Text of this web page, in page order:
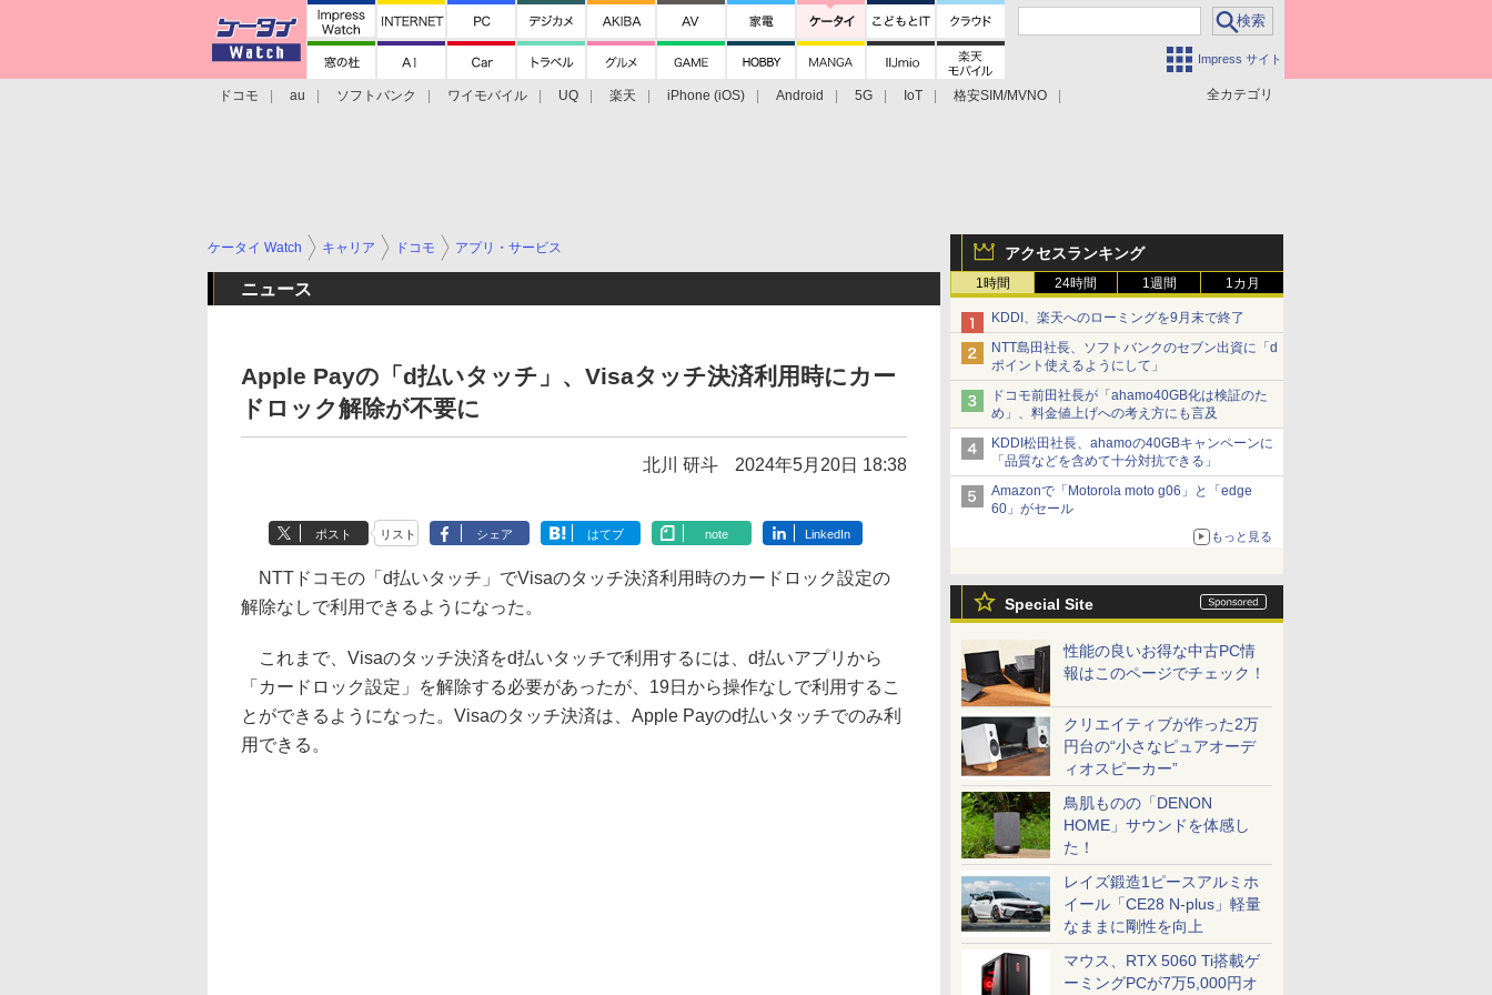
Impress サイト
全カテゴリ
ドコモ au ソフトバンク ワイモバイル UQ 楽天 iPhone (iOS) Android 5G IoT
格安SIM/MVNO
アクセスランキング
1時間 24時間 1週間 1カ月
KDDI、楽天へのローミングを9月末で終了
NTT島田社長、ソフトバンクのセブン出資に「d
ポイント使えるようにして」
ドコモ前田社長が「ahamo40GB化は検証のた
め」、料金値上げへの考え方にも言及
KDDI松田社長、ahamoの40GBキャンペーンに
「品質などを含めて十分対抗できる」
Amazonで「Motorola moto g06」と「edge
60」がセール
もっと見る
Special Site
性能の良いお得な中古PC情
報はこのページでチェック！
クリエイティブが作った2万
円台の“小さなピュアオーデ
ィオスピーカー”
鳥肌ものの「DENON
HOME」サウンドを体感し
た！
レイズ鍛造1ピースアルミホ
イール「CE28 N-plus」軽量
なままに剛性を向上
マウス、RTX 5060 Ti搭載ゲ
ーミングPCが7万5,000円オ
ケータイ Watch キャリア ドコモ アプリ・サービス
ニュース
Apple Payの「d払いタッチ」、Visaタッチ決済利用時にカー
ドロック解除が不要に
北川 研斗 2024年5月20日 18:38
ポスト リスト シェア はてブ note LinkedIn
NTTドコモの「d払いタッチ」でVisaのタッチ決済利用時のカードロック設定の
解除なしで利用できるようになった。
これまで、Visaのタッチ決済をd払いタッチで利用するには、d払いアプリから
「カードロック設定」を解除する必要があったが、19日から操作なしで利用するこ
とができるようになった。Visaのタッチ決済は、Apple Payのd払いタッチでのみ利
用できる。